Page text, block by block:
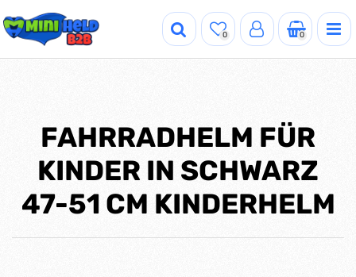
0 0
FAHRRADHELM FÜR
KINDER IN SCHWARZ
47-51 CM KINDERHELM